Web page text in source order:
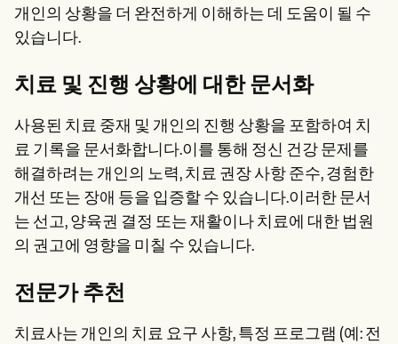
개인의 상황을 더 완전하게 이해하는 데 도움이 될 수
있습니다.
치료 및 진행 상황에 대한 문서화
사용된 치료 중재 및 개인의 진행 상황을 포함하여 치
료 기록을 문서화합니다.이를 통해 정신 건강 문제를
해결하려는 개인의 노력, 치료 권장 사항 준수, 경험한
개선 또는 장애 등을 입증할 수 있습니다.이러한 문서
는 선고, 양육권 결정 또는 재활이나 치료에 대한 법원
의 권고에 영향을 미칠 수 있습니다.
전문가 추천
치료사는 개인의 치료 요구 사항, 특정 프로그램 (예: 전